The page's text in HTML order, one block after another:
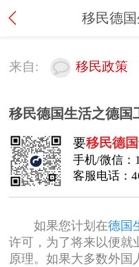
移民德
来自: 移民政策
移民德国生活之德国
要移民德国
手机/微信：
客服电话：
如果您计划在德国
许可，为了将来以便就
原理。如果大多数外国